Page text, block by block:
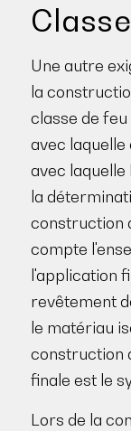
Une autre
la
classe de
avec
avec laquelle
la
construction
compte
l'application
revêtement
le matériau
construction
finale est le
Lors de la